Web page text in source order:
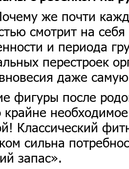
же почти
смотрит на
и периода
перестроек
даже
фигуры после
Классический
сильна
запас».